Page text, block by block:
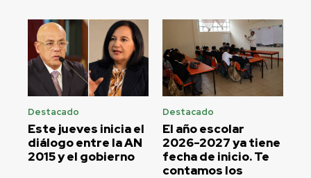
Destacado
Este jueves inicia el
diálogo entre la AN
2015 y el gobierno
Destacado
El año escolar
2026-2027 ya tiene
fecha de inicio. Te
contamos los